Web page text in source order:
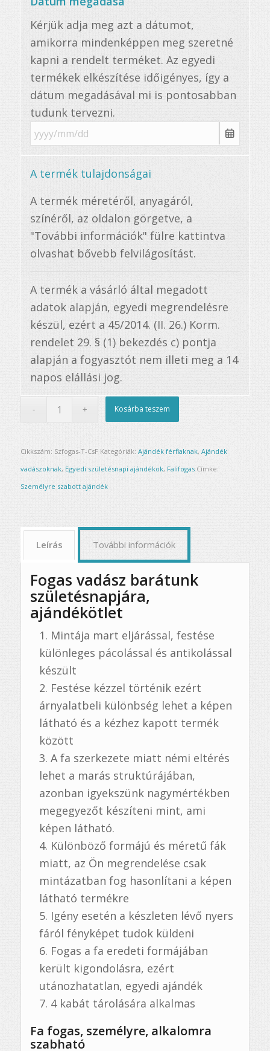
Kérjük adja meg azt a dátumot,
amikorra mindenképpen meg szeretné
kapni a rendelt terméket. Az egyedi
termékek elkészítése időigényes, így a
dátum megadásával mi is pontosabban
tudunk tervezni.
A termék tulajdonságai
A termék méretéről, anyagáról,
színéről, az oldalon görgetve, a
"További információk" fülre kattintva
olvashat bővebb felvilágosítást.
A termék a vásárló által megadott
adatok alapján, egyedi megrendelésre
készül, ezért a 45/2014. (II. 26.) Korm.
rendelet 29. § (1) bekezdés c) pontja
alapján a fogyasztót nem illeti meg a 14
napos elállási jog.
Kosárba teszem
Cikkszám: Szfogas-T-CsF Kategóriák: Ajándék férfiaknak, Ajándék
vadászoknak, Egyedi születésnapi ajándékok, Falifogas Címke:
Személyre szabott ajándék
Leírás További információk
Fogas vadász barátunk
születésnapjára,
ajándékötlet
Mintája mart eljárással, festése
különleges pácolással és antikolással
készült
Festése kézzel történik ezért
árnyalatbeli különbség lehet a képen
látható és a kézhez kapott termék
között
A fa szerkezete miatt némi eltérés
lehet a marás struktúrájában,
azonban igyekszünk nagymértékben
megegyezőt készíteni mint, ami
képen látható.
Különböző formájú és méretű fák
miatt, az Ön megrendelése csak
mintázatban fog hasonlítani a képen
látható termékre
Igény esetén a készleten lévő nyers
fáról fényképet tudok küldeni
Fogas a fa eredeti formájában
került kigondolásra, ezért
utánozhatatlan, egyedi ajándék
4 kabát tárolására alkalmas
Fa fogas, személyre, alkalomra
szabható